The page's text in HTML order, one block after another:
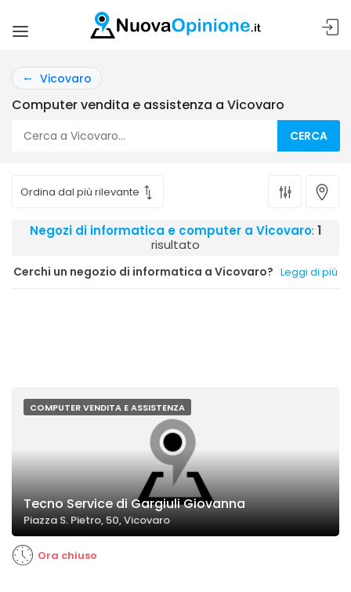
Vicovaro
Computer vendita e assistenza a Vicovaro
CERCA
Negozi di informatica e computer a Vicovaro: 1
risultato
Cerchi un negozio di informatica a Vicovaro? Leggi di più
COMPUTER VENDITA E ASSISTENZA
Tecno Service di Gargiuli Giovanna
Piazza S. Pietro, 50, Vicovaro
Ora chiuso